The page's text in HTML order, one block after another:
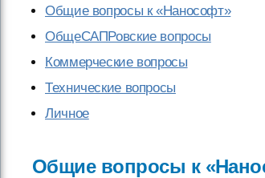
Общие вопросы к «Нанософт»
ОбщеСАПРовские вопросы
Коммерческие вопросы
Технические вопросы
Личное
Общие вопросы к